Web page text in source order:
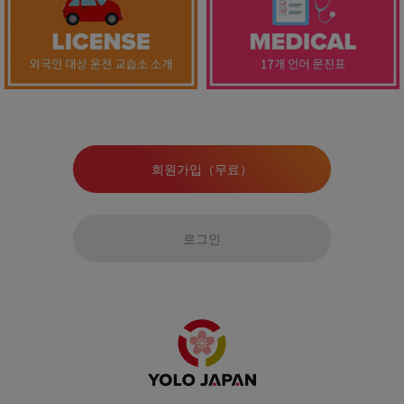
회원가입（무료）
로그인